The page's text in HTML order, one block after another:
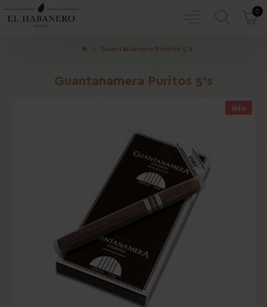
0
Guantanamera Puritos 5's
Guantanamera Puritos 5's
Νέο